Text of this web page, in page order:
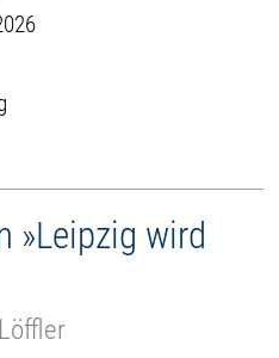
»Leipzig wird